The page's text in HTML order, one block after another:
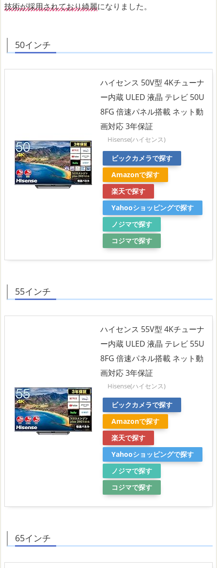
技術が採用されており綺麗になりました。
50インチ
ハイセンス 50V型 4Kチューナ
ー内蔵 ULED 液晶 テレビ 50U
8FG 倍速パネル搭載 ネット動
画対応 3年保証
Hisense(ハイセンス)
ビックカメラで探す
Amazonで探す
楽天で探す
Yahooショッピングで探す
ノジマで探す
コジマで探す
55インチ
ハイセンス 55V型 4Kチューナ
ー内蔵 ULED 液晶 テレビ 55U
8FG 倍速パネル搭載 ネット動
画対応 3年保証
Hisense(ハイセンス)
ビックカメラで探す
Amazonで探す
楽天で探す
Yahooショッピングで探す
ノジマで探す
コジマで探す
65インチ